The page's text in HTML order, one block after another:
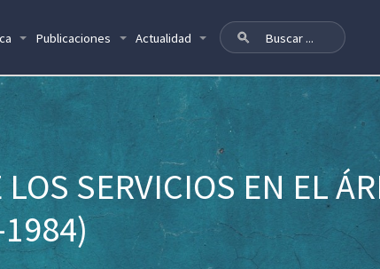
Publicaciones Actualidad
SERVICIOS EN EL